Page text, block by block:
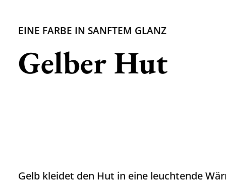
EINE FARBE IN SANFTEM GLANZ
Gelber Hut
Gelb kleidet den Hut in eine leuchtende